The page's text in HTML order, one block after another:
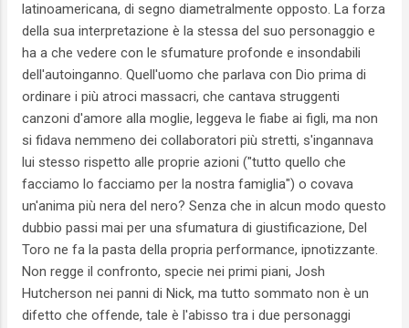
latinoamericana, di segno diametralmente opposto. La forza
della sua interpretazione è la stessa del suo personaggio e
ha a che vedere con le sfumature profonde e insondabili
dell'autoinganno. Quell'uomo che parlava con Dio prima di
ordinare i più atroci massacri, che cantava struggenti
canzoni d'amore alla moglie, leggeva le fiabe ai figli, ma non
si fidava nemmeno dei collaboratori più stretti, s'ingannava
lui stesso rispetto alle proprie azioni ("tutto quello che
facciamo lo facciamo per la nostra famiglia") o covava
un'anima più nera del nero? Senza che in alcun modo questo
dubbio passi mai per una sfumatura di giustificazione, Del
Toro ne fa la pasta della propria performance, ipnotizzante.
Non regge il confronto, specie nei primi piani, Josh
Hutcherson nei panni di Nick, ma tutto sommato non è un
difetto che offende, tale è l'abisso tra i due personaggi